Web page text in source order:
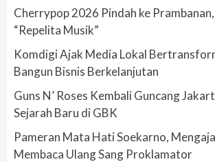
Cherrypop 2026 Pindah ke
“Repelita Musik”
Komdigi Ajak Media Lokal
Bangun Bisnis Berkelanjutan
Guns N’ Roses Kembali Guncang
Sejarah Baru di GBK
Pameran Mata Hati Soekarno,
Membaca Ulang Sang Proklamator